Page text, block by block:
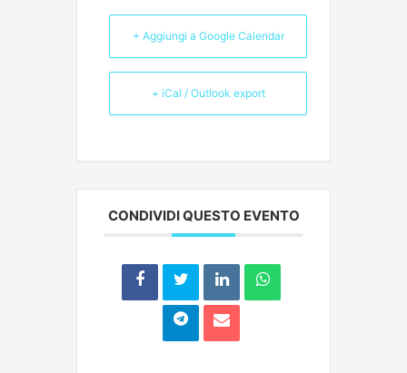
+ Aggiungi a Google Calendar
+ iCal / Outlook export
CONDIVIDI QUESTO EVENTO